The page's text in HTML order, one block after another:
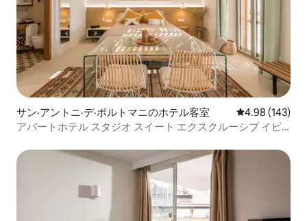
サン·アントニ·デ·ポルトマニのホテル客室 レビュー143
4.98 (143)
アパートホテル スタジオ スイート エクスクルーシブ イビ